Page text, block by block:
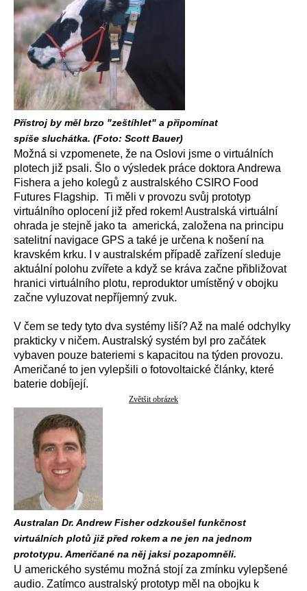
Přístroj by měl brzo "zeštíhlet" a připomínat
spíše sluchátka. (Foto: Scott Bauer)
Možná si vzpomenete, že na Oslovi jsme o virtuálních
plotech již psali. Šlo o výsledek práce doktora Andrewa
Fishera a jeho kolegů z australského CSIRO Food
Futures Flagship. Ti měli v provozu svůj prototyp
virtuálního oplocení již před rokem! Australská virtuální
ohrada je stejně jako ta americká, založena na principu
satelitní navigace GPS a také je určena k nošení na
kravském krku. I v australském případě zařízení sleduje
aktuální polohu zvířete a když se kráva začne přibližovat
hranici virtuálního plotu, reproduktor umístěný v obojku
začne vyluzovat nepříjemný zvuk.
V čem se tedy tyto dva systémy liší? Až na malé odchylky
prakticky v ničem. Australský systém byl pro začátek
vybaven pouze bateriemi s kapacitou na týden provozu.
Američané to jen vylepšili o fotovoltaické články, které
baterie dobíjejí.
Zvětšit obrázek
Australan Dr. Andrew Fisher odzkoušel funkčnost
virtuálních plotů již před rokem a ne jen na jednom
prototypu. Američané na něj jaksi pozapomněli.
U amerického systému možná stojí za zmínku vylepšené
audio. Zatímco australský prototyp měl na obojku k